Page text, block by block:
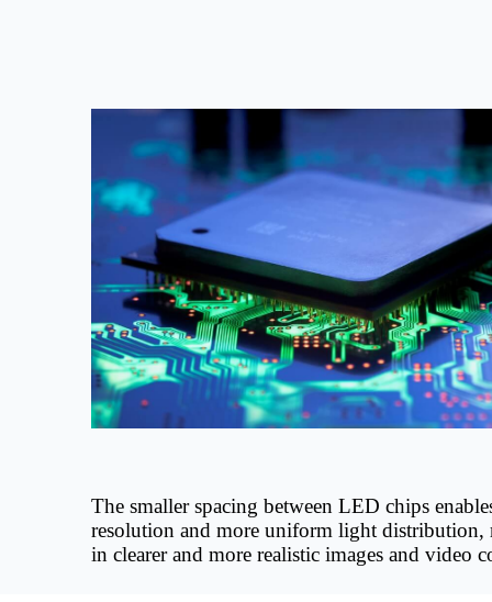
The smaller spacing between LED chips
resolution and more uniform light distribution,
in clearer and more realistic images and video